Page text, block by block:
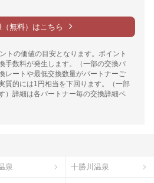
無料）はこちら
トの価値の目安となります。ポイント
手数料が発生します。（一部の交換パ
レートや最低交換数量がパートナーご
質的には1円相当を下回ります。（一部
）詳細は各パートナー毎の交換詳細ペ
泉 十勝川温泉